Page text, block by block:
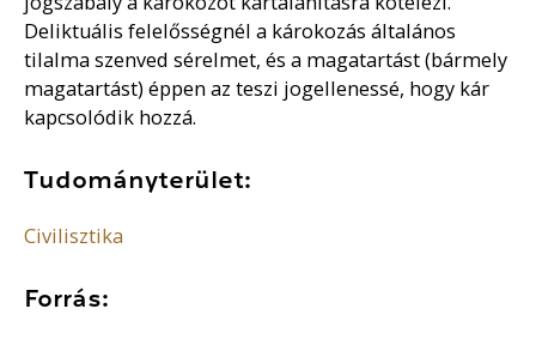
Deliktuális felelősségnél a károkozás általános
tilalma szenved sérelmet, és a magatartást (bármely
magatartást) éppen az teszi jogellenessé, hogy kár
kapcsolódik hozzá.
Tudományterület:
Civilisztika
Forrás: